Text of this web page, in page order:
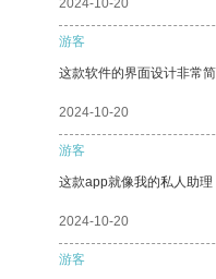
2024-10-20
游客
这款软件的界面设计非常简
2024-10-20
游客
这款app就像我的私人助理
2024-10-20
游客